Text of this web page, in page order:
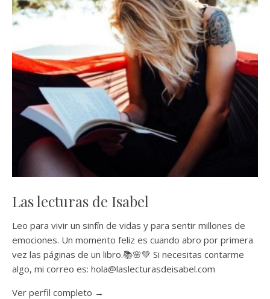
Las lecturas de Isabel
Leo para vivir un sinfín de vidas y para sentir millones de
emociones. Un momento feliz es cuando abro por primera
vez las páginas de un libro.📚🌸💚 Si necesitas contarme
algo, mi correo es: hola@laslecturasdeisabel.com
Ver perfil completo →